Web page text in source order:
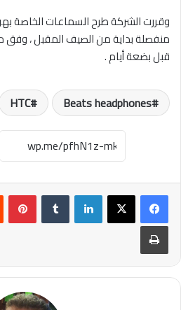
وقررت الشركة طرح السماعات الخاصة
منفصلة بداية من الصيف المقبل ، وفق
قبل بضعة أيام .
Beats headphones
HTC
لينكدإن
طباعة